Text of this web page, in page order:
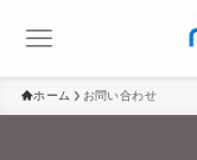
ホーム お問い合わせ